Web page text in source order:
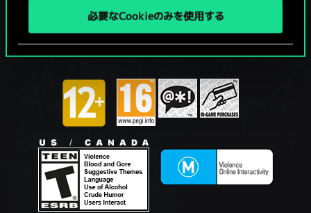
必要なCookieのみを使用する